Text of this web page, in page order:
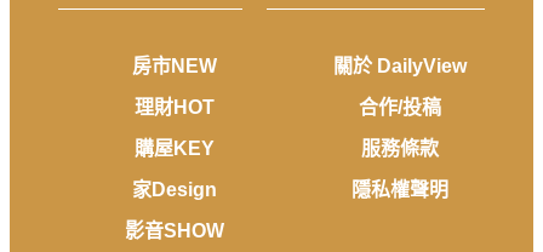
房市NEW
理財HOT
購屋KEY
家Design
影音SHOW
關於 DailyView
合作/投稿
服務條款
隱私權聲明